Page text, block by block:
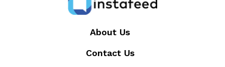
About Us
Contact Us